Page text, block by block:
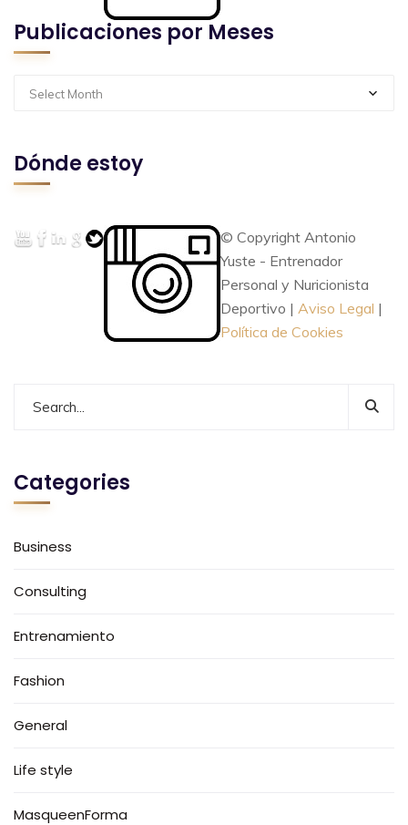
Publicaciones por Meses
Select Month
Dónde estoy
© Copyright Antonio
Yuste - Entrenador
Personal y Nuricionista
Deportivo | Aviso Legal |
Política de Cookies
Categories
Business
Consulting
Entrenamiento
Fashion
General
Life style
MasqueenForma